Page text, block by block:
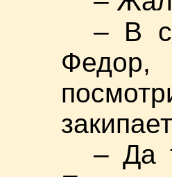
– В
Федор,
– Да